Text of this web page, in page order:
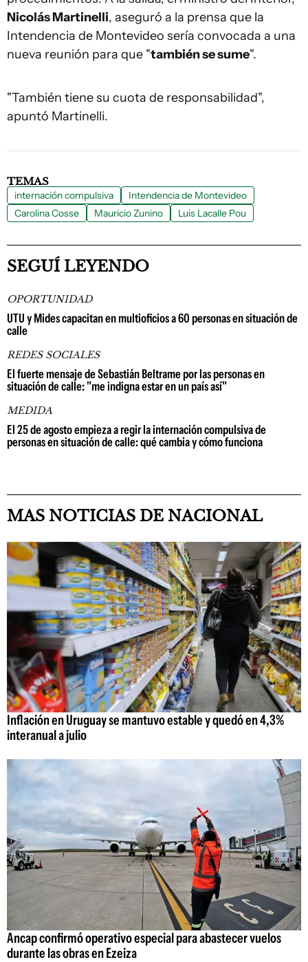
Nicolás Martinelli, aseguró a la prensa que la
Intendencia de Montevideo sería convocada a una
nueva reunión para que "también se sume".
"También tiene su cuota de responsabilidad",
apuntó Martinelli.
TEMAS
internación compulsiva
Intendencia de Montevideo
Carolina Cosse
Mauricio Zunino Luis Lacalle Pou
SEGUÍ LEYENDO
OPORTUNIDAD
UTU y Mides capacitan en multioficios a 60 personas en situación de
calle
REDES SOCIALES
El fuerte mensaje de Sebastián Beltrame por las personas en
situación de calle: "me indigna estar en un país así"
MEDIDA
El 25 de agosto empieza a regir la internación compulsiva de
personas en situación de calle: qué cambia y cómo funciona
MAS NOTICIAS DE NACIONAL
Inflación en Uruguay se mantuvo estable y quedó en 4,3%
interanual a julio
Ancap confirmó operativo especial para abastecer vuelos
durante las obras en Ezeiza